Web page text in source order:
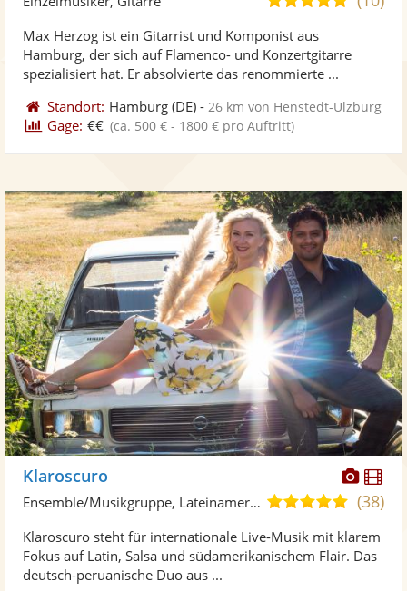
Max Herzog ist ein Gitarrist und Komponist aus
Hamburg, der sich auf Flamenco- und Konzertgitarre
spezialisiert hat. Er absolvierte das renommierte ...
Standort: Hamburg (DE) - 26 km von Henstedt-Ulzburg
Gage: €€ (ca. 500 € - 1800 € pro Auftritt)
Fotos
Klaroscuro
4,9
5
(38)
Ensemble/Musikgruppe, Lateinamerikanische Musik
Klaroscuro steht für internationale Live-Musik mit klarem
Fokus auf Latin, Salsa und südamerikanischem Flair. Das
deutsch-peruanische Duo aus ...